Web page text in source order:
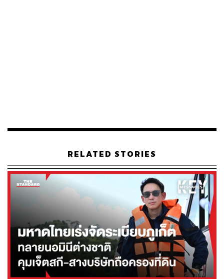
ตัดไฟฟ้า นำ้ประปา และระบบโทรคมนาคมทั้งหมดเพื่อ
ใครคือเป้าหมายของอิสราเอล
ช่วงปีที่ผ่านมาค่ายผู้ลี้ภัยในเจนินกลายเป็นที่อาศัยและที่
หลบซ่อนตัวของบรรดากองกำลังติดอาวุธและชาว
ปาเลสไตน์ที่ก่อเหตุทำร้ายหรือสังหารชาวอิสราเอลเพิ่ม
มากขึ้นเรื่อยๆ ขณะที่ทางการอิสราเอลก็มีการขยาย
การบุกจู่โจมในเขตเวสต์แบงก์มากขึ้นเช่นกัน
RELATED STORIES